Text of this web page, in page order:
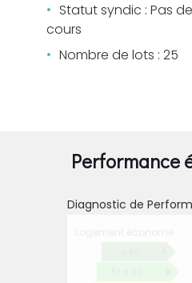
Statut syndic : Pas
cours
Nombre de lots : 25
Performance
Diagnostic de